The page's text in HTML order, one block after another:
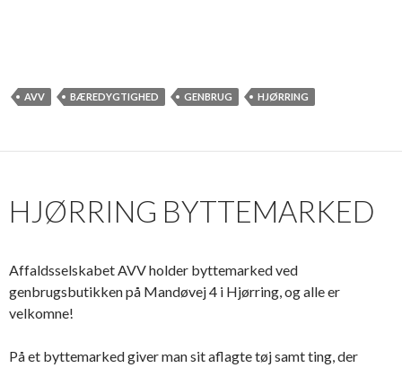
AVV BÆREDYGTIGHED GENBRUG HJØRRING
HJØRRING BYTTEMARKED
AffaldsselskabetAVV holder byttemarkedved
genbrugsbutikken på Mandøvej 4 i Hjørring, og alle er
velkomne!
På et byttemarked giver man sit aflagte tøj samt ting, der